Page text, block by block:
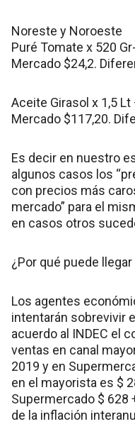
Noreste y Noroeste
Puré Tomate x 520
Mercado $24,2.
Aceite Girasol x 1,5
Mercado $117,20.
Es decir en nuestro
algunos casos los
con precios más
mercado” para el
en casos otros
¿Por qué puede
Los agentes
intentarán sobrevivir
acuerdo al INDEC el
ventas en canal
2019 y en
en el mayorista es $
Supermercado $ 628
de la inflación